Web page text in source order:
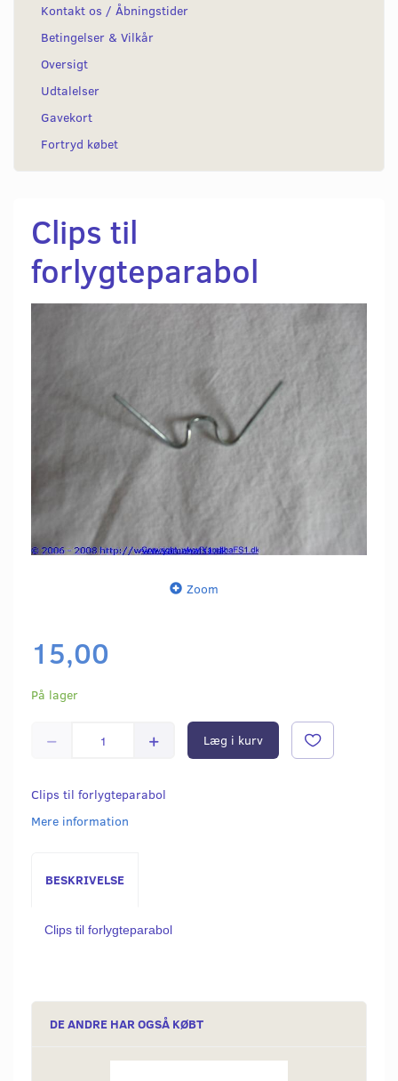
Kontakt os / Åbningstider
Betingelser & Vilkår
Oversigt
Udtalelser
Gavekort
Fortryd købet
Clips til
forlygteparabol
Zoom
15,00
På lager
Læg i kurv
Clips til forlygteparabol
Mere information
BESKRIVELSE
Clips til forlygteparabol
DE ANDRE HAR OGSÅ KØBT